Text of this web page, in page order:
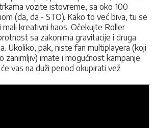
vozite istovreme, sa oko 100
(da, da - STO). Kako to već biva, tu se
kreativni haos. Očekujte Roller
sa zakonima gravitacije i druga
Ukoliko, pak, niste fan multiplayera (koji
zanimljiv) imate i mogućnost kampanje
vas na duži period okupirati vež